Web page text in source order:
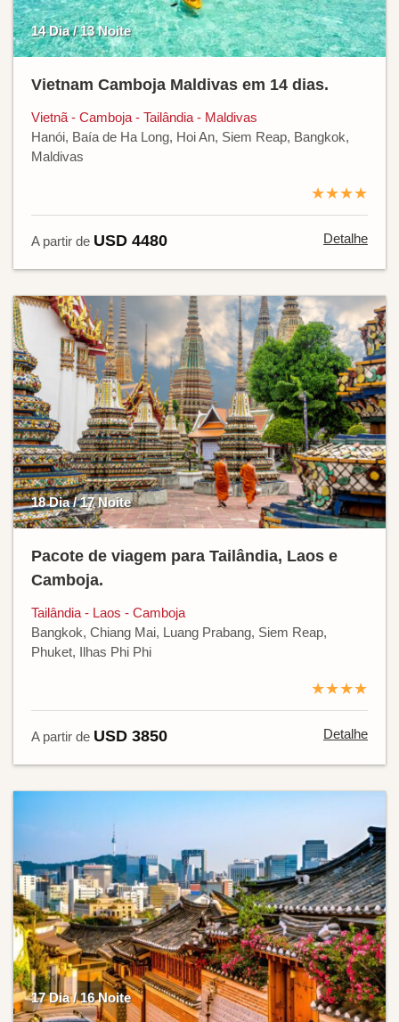
14 Dia / 13 Noite
Vietnam Camboja Maldivas em 14 dias.
Vietnã - Camboja - Tailândia - Maldivas
Hanói, Baía de Ha Long, Hoi An, Siem Reap, Bangkok,
Maldivas
★★★★
A partir de USD 4480 Detalhe
18 Dia / 17 Noite
Pacote de viagem para Tailândia, Laos e
Camboja.
Tailândia - Laos - Camboja
Bangkok, Chiang Mai, Luang Prabang, Siem Reap,
Phuket, Ilhas Phi Phi
★★★★
A partir de USD 3850 Detalhe
17 Dia / 16 Noite